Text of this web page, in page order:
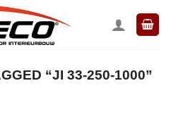
“JI 33-250-1000”